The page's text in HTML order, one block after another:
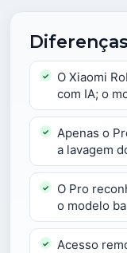
O Xiaomi
com IA; o
Apenas o
a lavagem
O Pro
o modelo
Acesso